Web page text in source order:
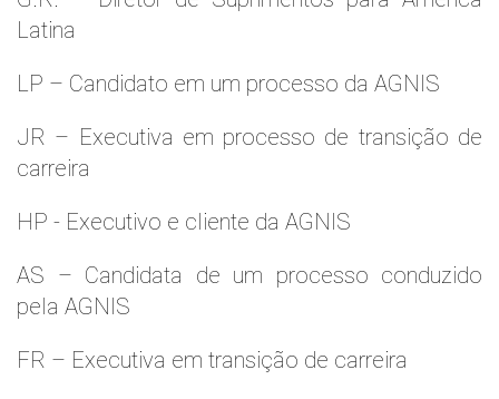
Latina
LP – Candidato em um processo da AGNIS
JR – Executiva em processo de transição de
carreira
HP - Executivo e cliente da AGNIS
AS – Candidata de um processo conduzido
pela AGNIS
FR – Executiva em transição de carreira